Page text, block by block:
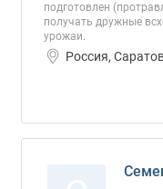
подготовлен
получать дружные
урожаи.
Россия,